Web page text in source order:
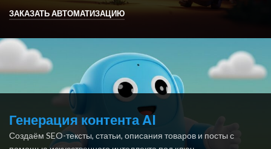
ЗАКАЗАТЬ АВТОМАТИЗАЦИЮ
Генерация контента AI
Создаём SEO-тексты, статьи, описания товаров и посты с